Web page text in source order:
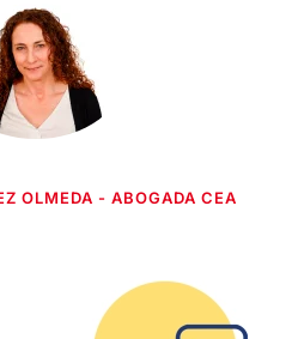
OLMEDA - ABOGADA CEA